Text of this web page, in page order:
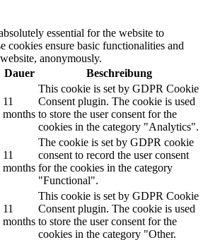
essential for the website to
cookies ensure basic functionalities and
anonymously.
Dauer Beschreibung
11
months
This cookie is set by GDPR Cookie
Consent plugin. The cookie is used
to store the user consent for the
cookies in the category "Analytics".
11
months
The cookie is set by GDPR cookie
consent to record the user consent
for the cookies in the category
"Functional".
11
months
This cookie is set by GDPR Cookie
Consent plugin. The cookie is used
to store the user consent for the
cookies in the category "Other.